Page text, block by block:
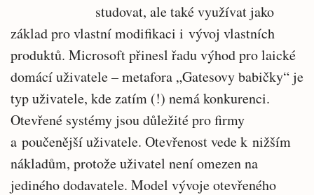
studovat, ale také využívat jako
základ pro vlastní modifikaci i vývoj vlastních
produktů. Microsoft přinesl řadu výhod pro laické
domácí uživatele – metafora „Gatesovy babičky“ je
typ uživatele, kde zatím (!) nemá konkurenci.
Otevřené systémy jsou důležité pro firmy
a poučenější uživatele. Otevřenost vede k nižším
nákladům, protože uživatel není omezen na
jediného dodavatele. Model vývoje otevřeného